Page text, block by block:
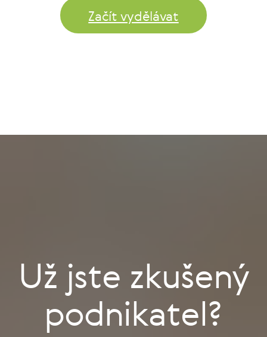
Začít vydělávat
Už jste zkušený
podnikatel?